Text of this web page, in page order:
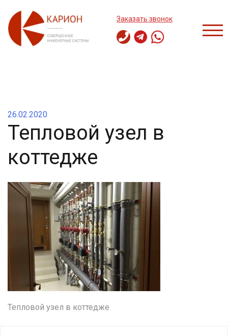
содержимому
Заказать звонок
26.02.2020
Тепловой узел в
коттедже
Навигация
Тепловой узел в коттедже